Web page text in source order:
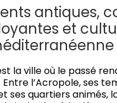
antiques,
et
la ville où le passé
l’Acropole, ses
ses quartiers animés,